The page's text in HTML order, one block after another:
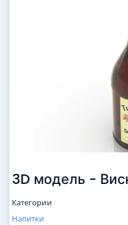
3D модель -
Категории
Напитки